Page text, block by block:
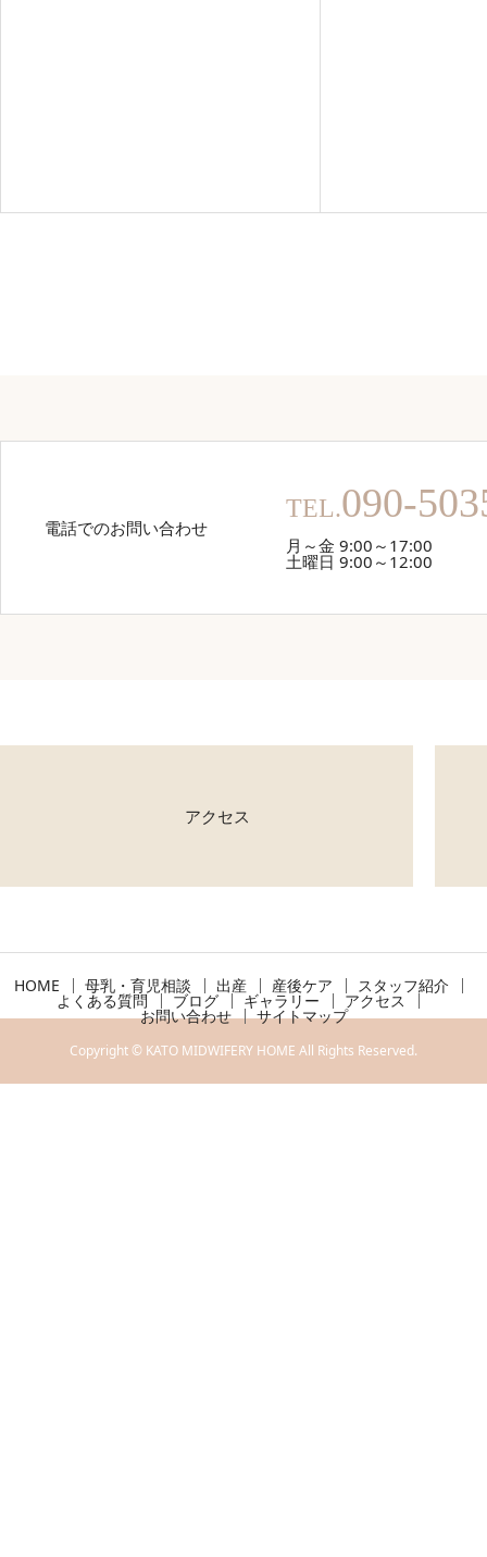
電話でのお問い合わせ
TEL.090-
月～金 9:00～17:00
土曜日 9:00～12:00
アクセス
HOME 母乳・育児相談 出産 産後ケア スタッフ紹介
よくある質問 ブログ ギャラリー アクセス
お問い合わせ サイトマップ
Copyright © KATO MIDWIFERY HOME All Rights Reserved.